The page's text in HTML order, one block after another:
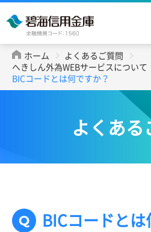
ホーム
よくあるご質問
へきしん外為WEBサービスについて
BICコードとは何ですか？
よくある
BICコードとは